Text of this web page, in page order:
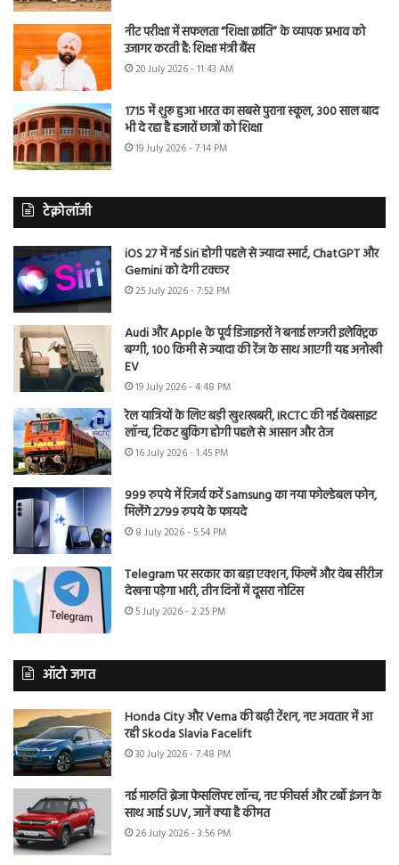
नीट परीक्षा में सफलता “शिक्षा क्रांति” के व्यापक प्रभाव को
उजागर करती है: शिक्षा मंत्री बैंस
20 July 2026 - 11:43 AM
1715 में शुरू हुआ भारत का सबसे पुराना स्कूल, 300 साल बाद
भी दे रहा है हजारों छात्रों को शिक्षा
19 July 2026 - 7:14 PM
टेक्नोलॉजी
iOS 27 में नई Siri होगी पहले से ज्यादा स्मार्ट, ChatGPT और
Gemini को देगी टक्कर
25 July 2026 - 7:52 PM
Audi और Apple के पूर्व डिजाइनरों ने बनाई लग्जरी इलेक्ट्रिक
बग्गी, 100 किमी से ज्यादा की रेंज के साथ आएगी यह अनोखी
EV
19 July 2026 - 4:48 PM
रेल यात्रियों के लिए बड़ी खुशखबरी, IRCTC की नई वेबसाइट
लॉन्च, टिकट बुकिंग होगी पहले से आसान और तेज
16 July 2026 - 1:45 PM
999 रुपये में रिजर्व करें Samsung का नया फोल्डेबल फोन,
मिलेंगे 2799 रुपये के फायदे
8 July 2026 - 5:54 PM
Telegram पर सरकार का बड़ा एक्शन, फिल्में और वेब सीरीज
देखना पड़ेगा भारी, तीन दिनों में दूसरा नोटिस
5 July 2026 - 2:25 PM
ऑटो जगत
Honda City और Verna की बढ़ी टेंशन, नए अवतार में आ
रही Skoda Slavia Facelift
30 July 2026 - 7:48 PM
नई मारुति ब्रेजा फेसलिफ्ट लॉन्च, नए फीचर्स और टर्बो इंजन के
साथ आई SUV, जानें क्या है कीमत
26 July 2026 - 3:56 PM